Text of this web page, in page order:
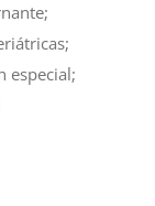
especial;